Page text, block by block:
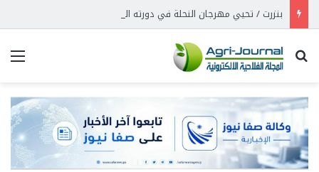
بنزرت / تحيي مهرجان النحلة في دورته الثلاثين
بحث عن